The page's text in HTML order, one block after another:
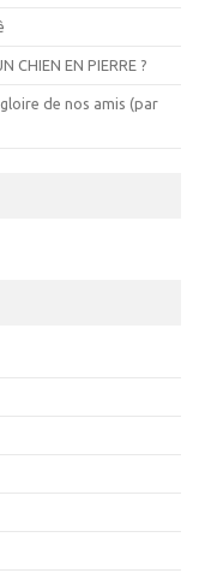
CHIEN EN PIERRE ?
de nos amis (par